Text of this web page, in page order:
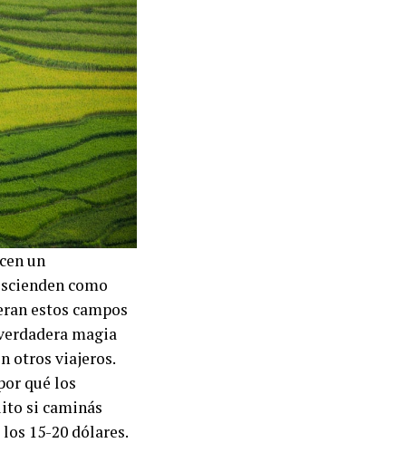
un
como
estos campos
magia
otros viajeros.
qué los
si caminás
15-20 dólares.